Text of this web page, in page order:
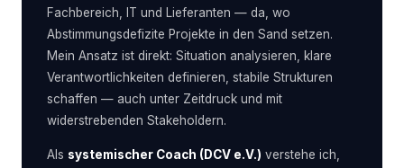
Fachbereich, IT und Lieferanten — da, wo
Abstimmungsdefizite Projekte in den Sand setzen.
Mein Ansatz ist direkt: Situation analysieren, klare
Verantwortlichkeiten definieren, stabile Strukturen
schaffen — auch unter Zeitdruck und mit
widerstrebenden Stakeholdern.
Als systemischer Coach (DCV e.V.) verstehe ich,